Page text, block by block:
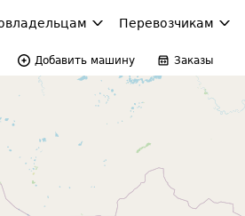
Перевозчикам
Добавить машину Заказы